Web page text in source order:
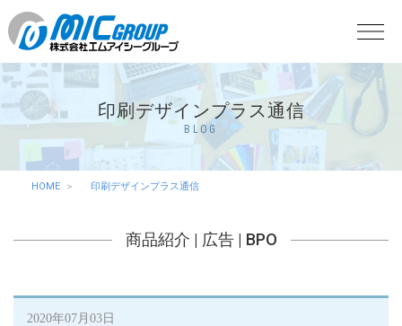
印刷デザインプラス通信
BLOG
HOME 印刷デザインプラス通信
商品紹介 | 広告| BPO
2020年07月03日